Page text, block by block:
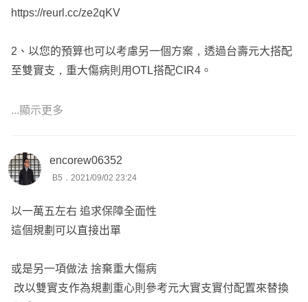
https://reurl.cc/ze2qKV
2、以您的預算也可以考慮另一個方案，透過台壽元大搭配
至雙實支，重大傷病則用OTL搭配CIR4。
⭐️元大實支特點在於雜費可以理賠病房費，超等住到VIP病
新生兒很容易因為發燒需要住院觀察，而住院期間最需要休
息，也最不建議跟別人同住，
避免小朋友抵抗力較弱，病房內交叉感染，且都需要爸媽來
照顧，
擇元大JR。
...顯示更多
encorew06352
B5．2021/09/02 23:24
以一萬五左右 追求保障全面性
這個規劃可以直接出單
或是另一項做法 捨棄重大傷病
改以雙實支作為規劃重心則參考元大實支實付配置來替換